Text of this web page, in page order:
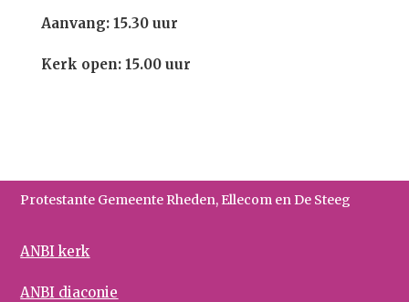
Aanvang: 15.30 uur
Kerk open: 15.00 uur
Protestante Gemeente Rheden, Ellecom en De Steeg
ANBI kerk
ANBI diaconie